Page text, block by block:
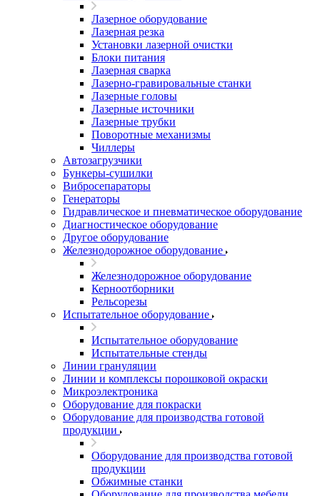
Лазерное оборудование
Лазерная резка
Установки лазерной очистки
Блоки питания
Лазерная сварка
Лазерно-гравировальные станки
Лазерные головы
Лазерные источники
Лазерные трубки
Поворотные механизмы
Чиллеры
Автозагрузчики
Бункеры-сушилки
Вибросепараторы
Генераторы
Гидравлическое и пневматическое оборудование
Диагностическое оборудование
Другое оборудование
Железнодорожное оборудование
Железнодорожное оборудование
Керноотборники
Рельсорезы
Испытательное оборудование
Испытательное оборудование
Испытательные стенды
Линии грануляции
Линии и комплексы порошковой окраски
Микроэлектроника
Оборудование для покраски
Оборудование для производства готовой
продукции
Оборудование для производства готовой
продукции
Обжимные станки